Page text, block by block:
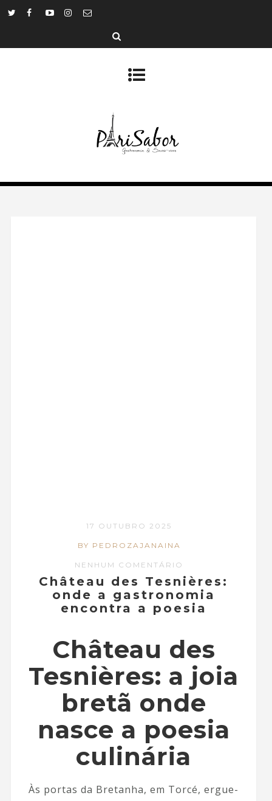
17 OUTUBRO 2025
BY PEDROZAJANAINA
NENHUM COMENTÁRIO
Château des Tesnières:
onde a gastronomia
encontra a poesia
Château des
Tesnières: a joia
bretã onde
nasce a poesia
culinária
Às portas da Bretanha, em Torcé, ergue-